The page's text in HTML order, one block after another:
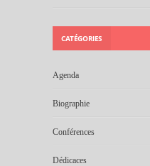
CATÉGORIES
Agenda
Biographie
Conférences
Dédicaces